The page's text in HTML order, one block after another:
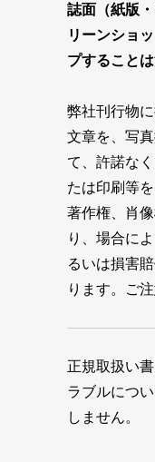
誌面（紙版
リーンショ
プすること
弊社刊行物
文章を、写
て、許諾な
たは印刷等
著作権、肖
り、場合に
るいは損害
ります。ご
正規取扱い
ラブルにつ
しません。